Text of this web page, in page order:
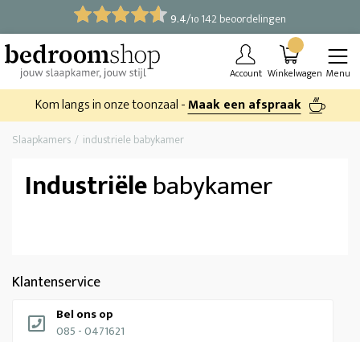
9.4/10 142 beoordelingen
Account Winkelwagen Menu
Kom langs in onze toonzaal -Maak een afspraak
Klantenservice
Bel ons op
085 - 0471621
Slaapkamers industriele babykamer
Industriëlebabykamer